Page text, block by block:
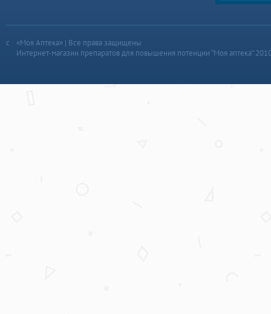
«Моя Аптека» | Все права защищены
Интернет-магазин препаратов для повышения потенции “Моя аптека”